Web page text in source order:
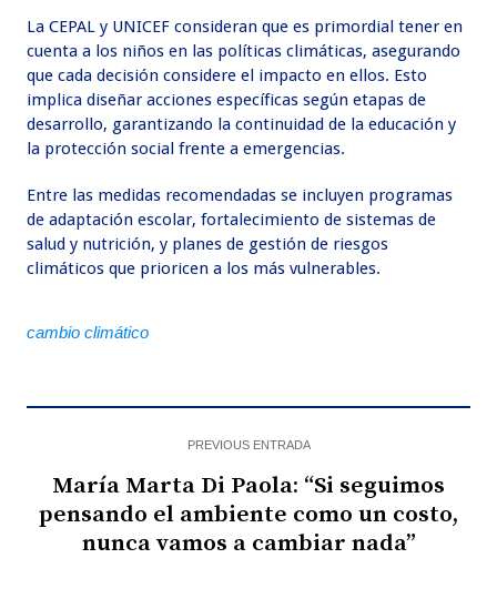
La CEPAL y UNICEF consideran que es primordial tener en
cuenta a los niños en las políticas climáticas, asegurando
que cada decisión considere el impacto en ellos. Esto
implica diseñar acciones específicas según etapas de
desarrollo, garantizando la continuidad de la educación y
la protección social frente a emergencias.
Entre las medidas recomendadas se incluyen programas
de adaptación escolar, fortalecimiento de sistemas de
salud y nutrición, y planes de gestión de riesgos
climáticos que prioricen a los más vulnerables.
cambio climático
PREVIOUS ENTRADA
María Marta Di Paola: “Si seguimos
pensando el ambiente como un costo,
nunca vamos a cambiar nada”